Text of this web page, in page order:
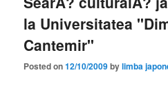
la Universitatea
Cantemir"
Posted on12/10/2009bylimba